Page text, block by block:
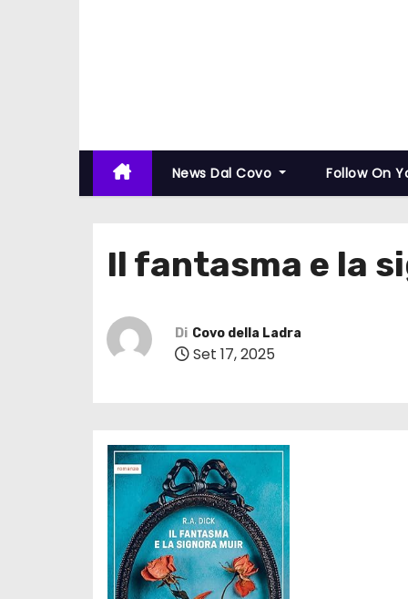
News Dal Covo Follow On
Il fantasma e la
Di Covo della Ladra
Set 17, 2025